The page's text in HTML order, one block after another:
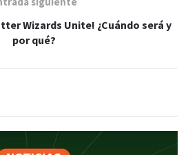
Wizards Unite! ¿Cuándo será y
por qué?